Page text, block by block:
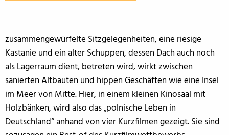
zusammengewürfelte Sitzgelegenheiten, eine riesige
Kastanie und ein alter Schuppen, dessen Dach auch noch
als Lagerraum dient, betreten wird, wirkt zwischen
sanierten Altbauten und hippen Geschäften wie eine Insel
im Meer von Mitte. Hier, in einem kleinen Kinosaal mit
Holzbänken, wird also das „polnische Leben in
Deutschland“ anhand von vier Kurzfilmen gezeigt. Sie sind